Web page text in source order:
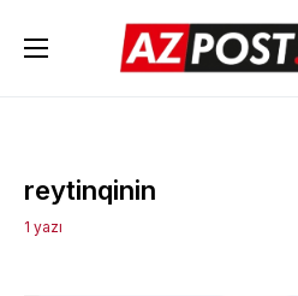
reytinqinin
1 yazı